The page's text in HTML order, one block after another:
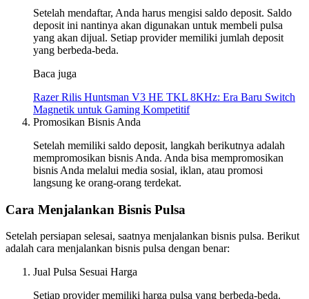
Setelah mendaftar, Anda harus mengisi saldo deposit. Saldo
deposit ini nantinya akan digunakan untuk membeli pulsa
yang akan dijual. Setiap provider memiliki jumlah deposit
yang berbeda-beda.
Baca juga
Razer Rilis Huntsman V3 HE TKL 8KHz: Era Baru Switch
Magnetik untuk Gaming Kompetitif
Promosikan Bisnis Anda
Setelah memiliki saldo deposit, langkah berikutnya adalah
mempromosikan bisnis Anda. Anda bisa mempromosikan
bisnis Anda melalui media sosial, iklan, atau promosi
langsung ke orang-orang terdekat.
Cara Menjalankan Bisnis Pulsa
Setelah persiapan selesai, saatnya menjalankan bisnis pulsa. Berikut
adalah cara menjalankan bisnis pulsa dengan benar:
Jual Pulsa Sesuai Harga
Setiap provider memiliki harga pulsa yang berbeda-beda.